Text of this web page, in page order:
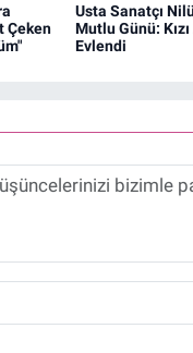
Çeken
Usta Sanatçı
Mutlu Günü:
Evlendi